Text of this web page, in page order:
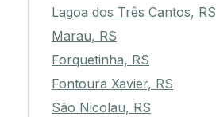
Lagoa dos Três Cantos, RS
Marau, RS
Forquetinha, RS
Fontoura Xavier, RS
São Nicolau, RS